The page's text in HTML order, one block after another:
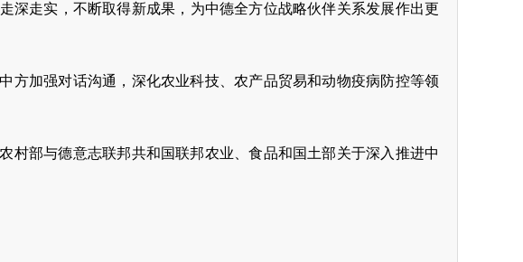
深走实，不断取得新成果，为中德全方位战略伙伴关系发展作出更
方加强对话沟通，深化农业科技、农产品贸易和动物疫病防控等领
村部与德意志联邦共和国联邦农业、食品和国土部关于深入推进中